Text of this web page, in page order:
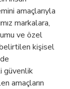
amaçlarıyla
markalara,
ve özel
kişisel
güvenlik
amaçların